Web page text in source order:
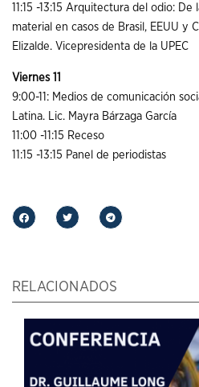
11:15 -13:15 Arquitectura del odio:
material en casos de Brasil, EEUU y
Elizalde. Vicepresidenta de la UPEC
Viernes 11
9:00-11: Medios de comunicación
Latina. Lic. Mayra Bárzaga García
11:00 -11:15 Receso
11:15 -13:15 Panel de periodistas
RELACIONADOS